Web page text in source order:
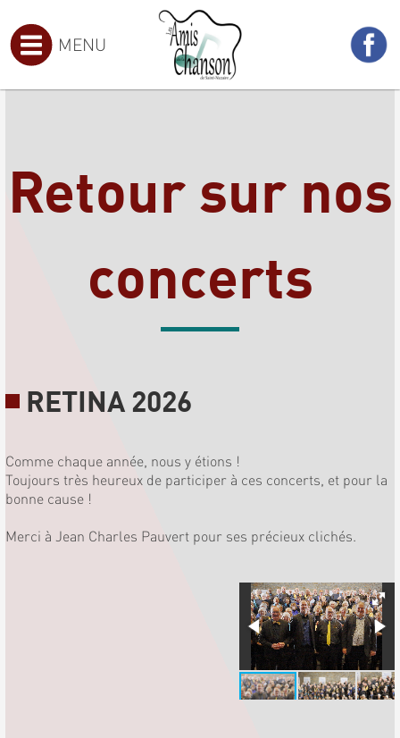
MENU
Retour sur nos
concerts
RETINA 2026
Comme chaque année, nous y étions !
Toujours très heureux de participer à ces concerts, et pour la
bonne cause !
Merci à Jean Charles Pauvert pour ses précieux clichés.